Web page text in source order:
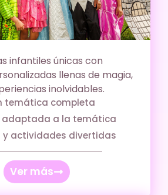
infantiles únicas con
llenas de magia,
inolvidables.
temática completa
adaptada a la temática
y actividades divertidas
Ver más